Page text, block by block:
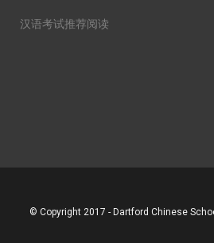
汉语考试推荐阅读
© Copyright 2017 - Dartford Chinese